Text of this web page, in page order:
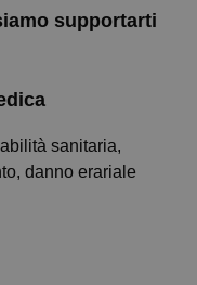
supportarti
sanitaria,
danno erariale